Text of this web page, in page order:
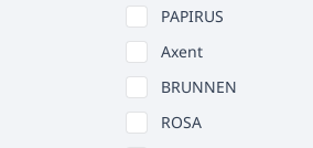
PAPIRUS
Axent
BRUNNEN
ROSA